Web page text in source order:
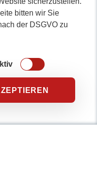
bitten wir Sie
der DSGVO zu